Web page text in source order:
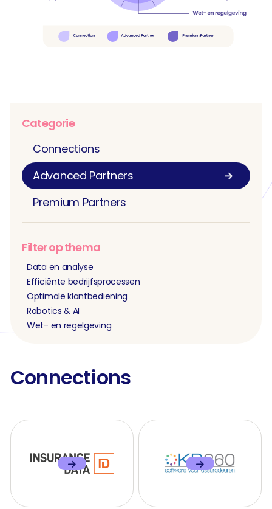
Categorie
Connections
Advanced Partners
Premium Partners
Filter op thema
Data en analyse
Efficiënte bedrijfsprocessen
Optimale klantbediening
Robotics & AI
Wet- en regelgeving
Connections